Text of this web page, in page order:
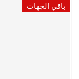
باقي الجهات